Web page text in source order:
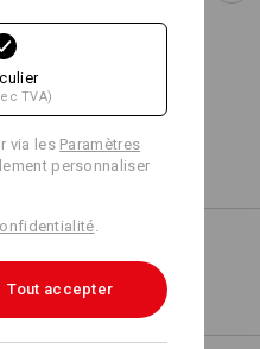
TVA)
via les Paramètres
personnaliser
Tout accepter